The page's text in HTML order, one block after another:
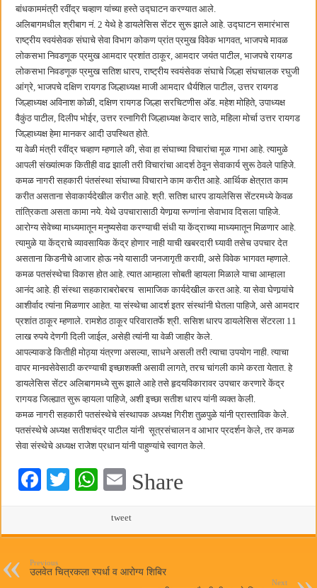
छत्रपती शिवाजी महाराज महाराजस्व समाधान शिबिरास पनवेलमध्ये उत्स्फूर्त प्रतिसाद
बांधकाममंत्री रवींद्र चव्हाण यांच्या हस्ते उद्घाटन करण्यात आले.
अलिबागमधील श्रीबाग नं. 2 येथे हे डायलेसिस सेंटर सुरू झाले आहे. उद्घाटन समारंभास
राष्ट्रीय स्वयंसेवक संघाचे सेवा विभाग कोकण प्रांत प्रमुख विवेक भागवत, भाजपचे मावळ
लोकसभा निवडणूक प्रमुख आमदार प्रशांत ठाकूर, आमदार जयंत पाटील, भाजपचे रायगड
लोकसभा निवडणूक प्रमुख सतिश धारप, राष्ट्रीय स्वयंसेवक संघाचे जिल्हा संघचालक रघुजी
आंग्रे, भाजपचे दक्षिण रायगड जिल्हाध्यक्ष माजी आमदार धैर्यशिल पाटील, उत्तर रायगड
जिल्हाध्यक्ष अविनाश कोळी, दक्षिण रायगड जिल्हा सरचिटणीस अ‍ॅड. महेश मोहिते, उपाध्यक्ष
वैकुंठ पाटील, दिलीप भोईर, उत्तर रत्नागिरी जिल्हाध्यक्ष केदार साठे, महिला मोर्चा उत्तर रायगड
जिल्हाध्यक्ष हेमा मानकर आदी उपस्थित होते.
या वेळी मंत्री रवींद्र चव्हाण म्हणाले की, सेवा हा संघाच्या विचारांचा मूळ गाभा आहे. त्यामुळे
आपली संख्यांत्मक कितीही वाढ झाली तरी विचारांचा आदर्श ठेवून सेवाकार्य सुरू ठेवले पाहिजे.
कमळ नागरी सहकारी पंतसंस्था संघाच्या विचाराने काम करीत आहे. आर्थिक क्षेत्रात काम
करीत असताना सेवाकार्यदेखील करीत आहे. श्री. सतिश धारप डायलेसिस सेंटरमध्ये केवळ
तांत्रिकता असता कामा नये. येथे उपचारासाठी येणार्‍या रूग्णांना सेवाभाव दिसला पाहिजे.
आरोग्य सेवेच्या माध्यमातून मनुष्यसेवा करण्याची संधी या केंद्राच्या माध्यमातून मिळणार आहे.
त्यामुळे या केंद्राचे व्यावसायिक केंद्र होणार नाही याची खबरदारी घ्यावी तसेच उपचार देत
असताना किडनीचे आजार होऊ नये यासाठी जनजागृती करावी, असे विवेक भागवत म्हणाले.
कमळ पतसंस्थेचा विकास होत आहे. त्यात आम्हाला सोबती व्हायला मिळाले याचा आम्हाला
आनंद आहे. ही संस्था सहकाराबरोबरच सामाजिक कार्यदेखील करत आहे. या सेवा घेणार्‍यांचे
आशीर्वाद त्यांना मिळणार आहेत. या संस्थेचा आदर्श इतर संस्थांनी घेतला पाहिजे, असे आमदार
प्रशांत ठाकूर म्हणाले. रामशेठ ठाकूर परिवारातर्फे श्री. ससिश धारप डायलेसिस सेंटरला 11
लाख रुपये देणगी दिली जाईल, असेही त्यांनी या वेळी जाहीर केले.
आपल्याकडे कितीही मोठ्या यंत्रणा असल्या, साधने असली तरी त्याचा उपयोग नाही. त्याचा
वापर मानवसेवेसाठी करण्याची इच्छाशक्ती असावी लागते, तरच चांगली कामे करता येतात. हे
डायलेसिस सेंटर अलिबागमध्ये सुरू झाले आहे तसे हृदयविकारावर उपचार करणारे केंद्र
रागयड जिल्ह्यात सुरू व्हायला पाहिजे, अशी इच्छा सतीश धारप यांनी व्यक्त केली.
कमळ नागरी सहकारी पतसंस्थेचे संस्थापक अध्यक्ष गिरीश तुळपुळे यांनी प्रास्ताविक केले.
पतसंस्थेचे अध्यक्ष सतीशचंद्र पाटील यांनी सूत्रसंचालन व आभार प्रदर्शन केले, तर कमळ
सेवा संस्थेचे अध्यक्ष राजेश प्रधान यांनी पाहुण्यांचे स्वागत केले.
Fa T
W
ts
pp
E
ail
Share
tweet
Previous
उलवेत चित्रकला स्पर्धा व आरोग्य शिबिर
Next